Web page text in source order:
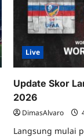
Live
Update Skor
2026
DimasAlvaro
Langsung mulai